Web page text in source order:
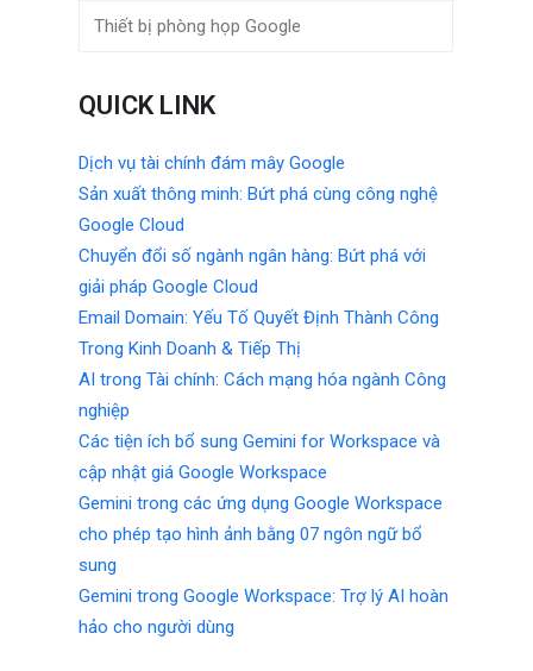
Thiết bị phòng họp Google
QUICK LINK
Dịch vụ tài chính đám mây Google
Sản xuất thông minh: Bứt phá cùng công nghệ
Google Cloud
Chuyển đổi số ngành ngân hàng: Bứt phá với
giải pháp Google Cloud
Email Domain: Yếu Tố Quyết Định Thành Công
Trong Kinh Doanh & Tiếp Thị
AI trong Tài chính: Cách mạng hóa ngành Công
nghiệp
Các tiện ích bổ sung Gemini for Workspace và
cập nhật giá Google Workspace
Gemini trong các ứng dụng Google Workspace
cho phép tạo hình ảnh bằng 07 ngôn ngữ bổ
sung
Gemini trong Google Workspace: Trợ lý AI hoàn
hảo cho người dùng